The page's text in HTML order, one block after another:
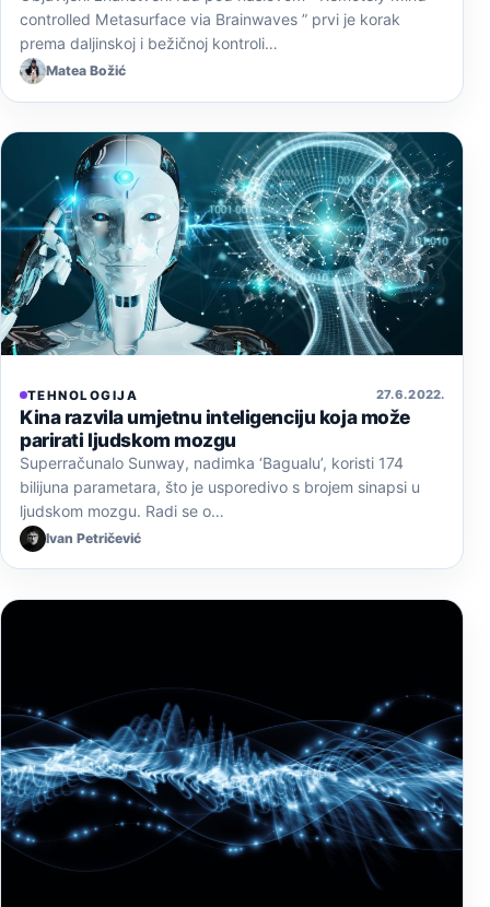
controlled Metasurface via Brainwaves ” prvi je korak
prema daljinskoj i bežičnoj kontroli…
Matea Božić
TEHNOLOGIJA 27. 6. 2022.
Kina razvila umjetnu inteligenciju koja može
parirati ljudskom mozgu
Superračunalo Sunway, nadimka ‘Bagualu’, koristi 174
bilijuna parametara, što je usporedivo s brojem sinapsi u
ljudskom mozgu. Radi se o…
Ivan Petričević